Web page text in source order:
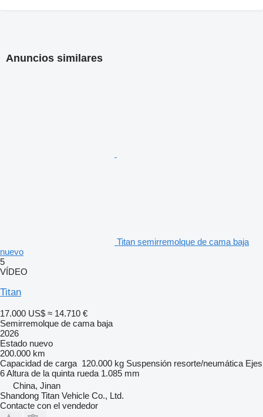
Anuncios similares
Titan semirremolque de cama baja
nuevo
5
VÍDEO
Titan
17.000 US$ ≈ 14.710 €
Semirremolque de cama baja
2026
Estado nuevo
200.000 km
Capacidad de carga 120.000 kg Suspensión resorte/neumática Ejes
6Altura de la quinta rueda 1.085 mm
China, Jinan
Shandong Titan Vehicle Co., Ltd.
Contacte con el vendedor